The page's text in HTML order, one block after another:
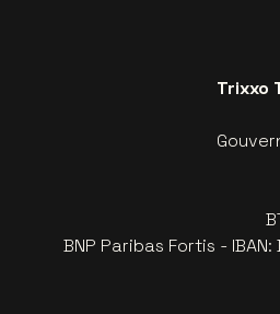
Trixxo
BNP Paribas Fortis -